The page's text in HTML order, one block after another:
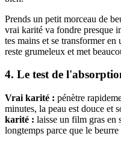
Prends un petit morceau de
vrai karité va fondre presque
tes mains et se transformer
reste grumeleux et met
4. Le test de
Vrai karité : pénètre
minutes, la peau est douce et
karité : laisse un film gras en
longtemps parce que le